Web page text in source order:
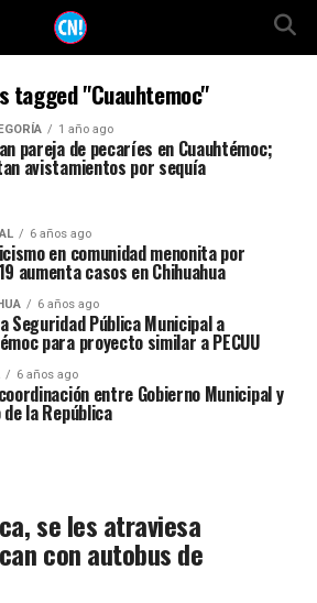
tagged "Cuauhtemoc"
1 año ago
pareja de pecaríes en Cuauhtémoc;
avistamientos por sequía
6 años ago
en comunidad menonita por
aumenta casos en Chihuahua
6 años ago
Seguridad Pública Municipal a
para proyecto similar a PECUU
6 años ago
entre Gobierno Municipal y
de la República
se les atraviesa
con autobus de